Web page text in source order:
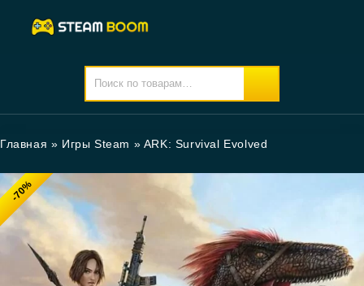
Главная » Игры Steam » ARK: Survival Evolved
-70%